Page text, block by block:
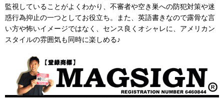
監視していることがよくわかり、不審者や空き巣への防犯対策や迷
惑行為抑止の一つとしてお役立ち。また、英語書きなので露骨な言
い方や怖いイメージではなく、センス良くオシャレに、アメリカン
スタイルの雰囲気も同時に楽しめる♪